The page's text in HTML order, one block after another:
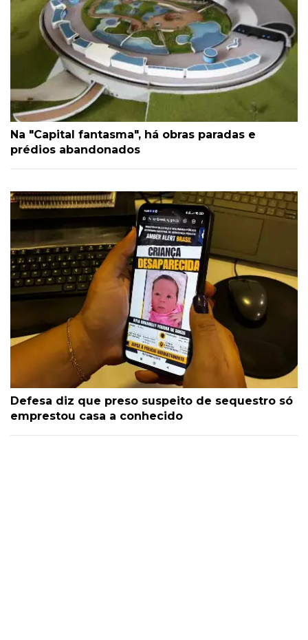
Na "Capital fantasma", há obras paradas e
prédios abandonados
Defesa diz que preso suspeito de sequestro só
emprestou casa a conhecido